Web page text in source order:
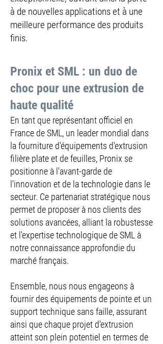
à de nouvelles applications et à une
meilleure performance des produits
finis.
Pronix et SML : un duo de
choc pour une extrusion de
haute qualité
En tant que représentant officiel en
France de SML, un leader mondial dans
la fourniture d'équipements d'extrusion
filière plate et de feuilles, Pronix se
positionne à l'avant-garde de
l'innovation et de la technologie dans le
secteur. Ce partenariat stratégique nous
permet de proposer à nos clients des
solutions avancées, alliant la robustesse
et l'expertise technologique de SML à
notre connaissance approfondie du
marché français.
Ensemble, nous nous engageons à
fournir des équipements de pointe et un
support technique sans faille, assurant
ainsi que chaque projet d'extrusion
atteint son plein potentiel en termes de